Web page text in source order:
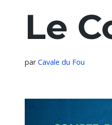
Le
parCavale du Fou